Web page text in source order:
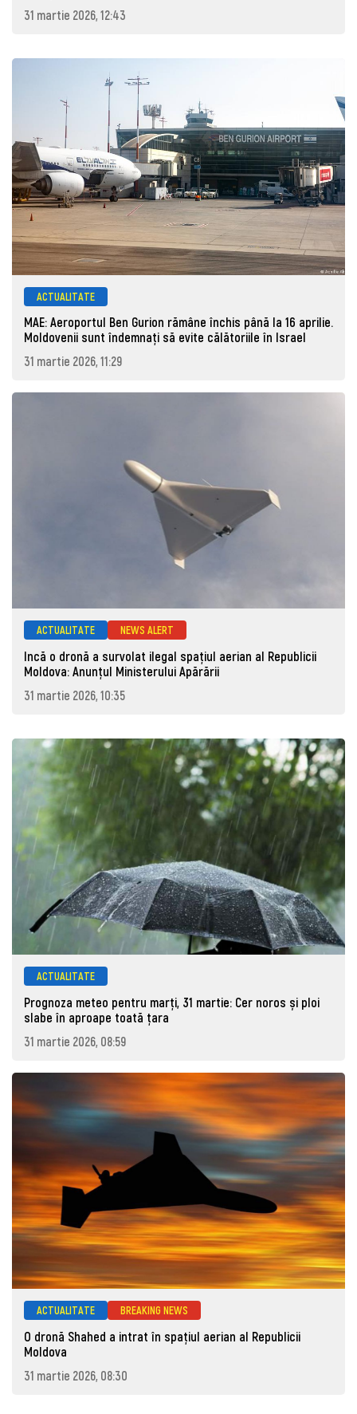
31 martie 2026, 12:43
ACTUALITATE
MAE: Aeroportul Ben Gurion rămâne închis până la 16 aprilie.
Moldovenii sunt îndemnați să evite călătoriile în Israel
31 martie 2026, 11:29
ACTUALITATE NEWS ALERT
Incă o dronă a survolat ilegal spațiul aerian al Republicii
Moldova: Anunţul Ministerului Apărării
31 martie 2026, 10:35
ACTUALITATE
Prognoza meteo pentru marţi, 31 martie: Cer noros și ploi
slabe în aproape toată țara
31 martie 2026, 08:59
ACTUALITATE BREAKING NEWS
O dronă Shahed a intrat în spațiul aerian al Republicii
Moldova
31 martie 2026, 08:30